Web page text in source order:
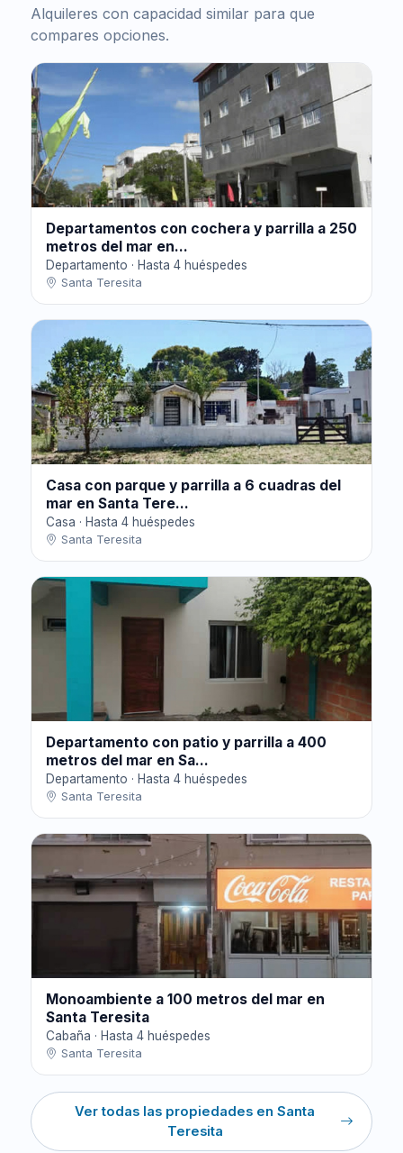
Alquileres con capacidad similar para que
compares opciones.
Departamentos con cochera y parrilla a 250
metros del mar en...
Departamento · Hasta 4 huéspedes
Santa Teresita
Casa con parque y parrilla a 6 cuadras del
mar en Santa Tere...
Casa · Hasta 4 huéspedes
Santa Teresita
Departamento con patio y parrilla a 400
metros del mar en Sa...
Departamento · Hasta 4 huéspedes
Santa Teresita
Monoambiente a 100 metros del mar en
Santa Teresita
Cabaña · Hasta 4 huéspedes
Santa Teresita
Ver todas las propiedades en Santa
Teresita